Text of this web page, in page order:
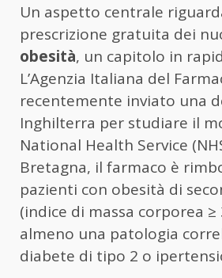
Un aspetto centrale
prescrizione gratuita dei
obesità, un capitolo in
L’Agenzia Italiana del
recentemente inviato una
Inghilterra per studiare il
National Health Service
Bretagna, il farmaco è
pazienti con obesità di
(indice di massa corporea ≥
almeno una patologia
diabete di tipo 2 o